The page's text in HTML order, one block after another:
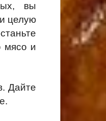
вы
целую
мясо и
Дайте